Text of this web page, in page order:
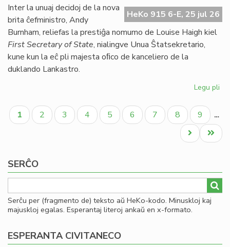
de
HeKo 915 6-E, 25 jul 26
Inter la unuaj decidoj de la nova
brita ĉefministro, Andy
Burnham, reliefas la prestiĝa nomumo de Louise Haigh kiel
First Secretary of State, nialingve Unua Ŝtatsekretario,
kune kun la eĉ pli majesta oﬁco de kanceliero de la
duklando Lankastro.
Legu pli
Pagination
Aktuala
paĝo
1 Paĝo
2 Paĝo
3 Paĝo
4 Paĝo
5 Paĝo
6 Paĝo
7 Paĝo
8 Paĝo
9 …
Last
page
Next
page
SERĈO
Serĉu per (fragmento de) teksto aŭ HeKo-kodo. Minuskloj kaj
majuskloj egalas. Esperantaj literoj ankaŭ en x-formato.
ESPERANTA CIVITANECO